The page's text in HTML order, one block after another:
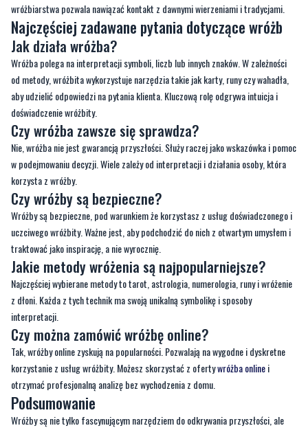
wróżbiarstwa pozwala nawiązać kontakt z dawnymi wierzeniami i tradycjami.
Najczęściej zadawane pytania dotyczące wróżb
Jak działa wróżba?
Wróżba polega na interpretacji symboli, liczb lub innych znaków. W zależności
od metody, wróżbita wykorzystuje narzędzia takie jak karty, runy czy wahadła,
aby udzielić odpowiedzi na pytania klienta. Kluczową rolę odgrywa intuicja i
doświadczenie wróżbity.
Czy wróżba zawsze się sprawdza?
Nie, wróżba nie jest gwarancją przyszłości. Służy raczej jako wskazówka i pomoc
w podejmowaniu decyzji. Wiele zależy od interpretacji i działania osoby, która
korzysta z wróżby.
Czy wróżby są bezpieczne?
Wróżby są bezpieczne, pod warunkiem że korzystasz z usług doświadczonego i
uczciwego wróżbity. Ważne jest, aby podchodzić do nich z otwartym umysłem i
traktować jako inspirację, a nie wyrocznię.
Jakie metody wróżenia są najpopularniejsze?
Najczęściej wybierane metody to tarot, astrologia, numerologia, runy i wróżenie
z dłoni. Każda z tych technik ma swoją unikalną symbolikę i sposoby
interpretacji.
Czy można zamówić wróżbę online?
Tak, wróżby online zyskują na popularności. Pozwalają na wygodne i dyskretne
korzystanie z usług wróżbity. Możesz skorzystać z ofertywróżbaonlinei
otrzymać profesjonalną analizę bez wychodzenia z domu.
Podsumowanie
Wróżby są nie tylko fascynującym narzędziem do odkrywania przyszłości, ale